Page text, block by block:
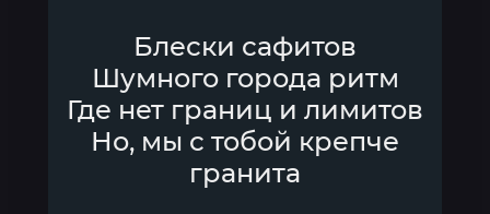
Блески сафитов
Шумного города ритм
Где нет границ и лимитов
Но, мы с тобой крепче
гранита